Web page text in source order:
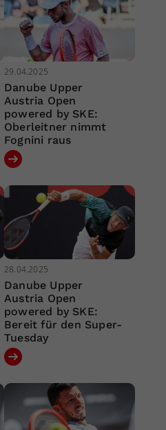
29.04.2025
Danube Upper
Austria Open
powered by SKE:
Oberleitner nimmt
Fognini raus
28.04.2025
Danube Upper
Austria Open
powered by SKE:
Bereit für den Super-
Tuesday